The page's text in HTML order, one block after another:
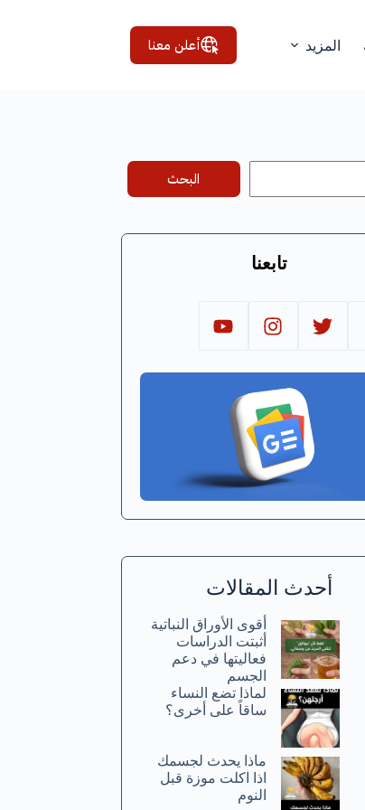
المزيد أعلن معنا
البحث
تابعنا
أحدث المقالات
أقوى الأوراق النباتية
أثبتت الدراسات
فعاليتها في دعم
الجسم
لماذا تضع النساء
ساقاً على أخرى؟
ماذا يحدث لجسمك
اذا اكلت موزة قبل
النوم